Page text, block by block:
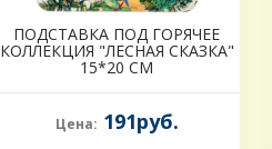
ПОДСТАВКА ПОД ГОРЯЧЕЕ
КОЛЛЕКЦИЯ "ЛЕСНАЯ СКАЗКА"
15*20 СМ
Цена: 191руб.